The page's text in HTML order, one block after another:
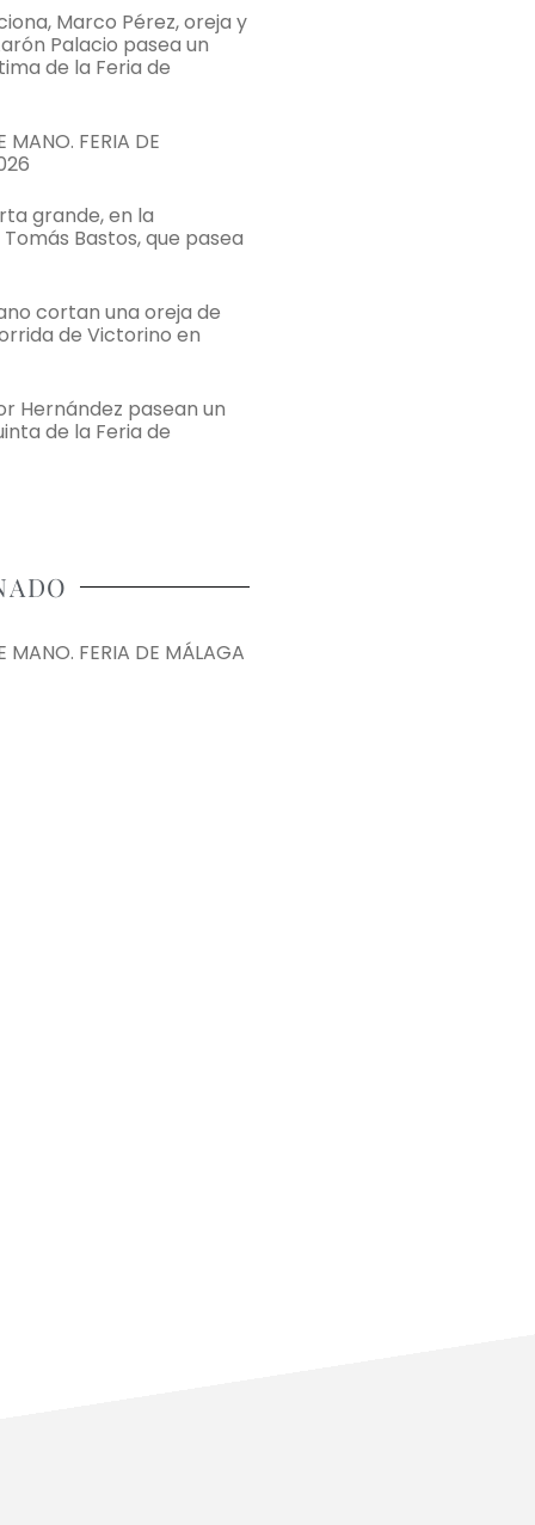
Marco Pérez, oreja y
Palacio pasea un
de la Feria de
MANO. FERIA DE
grande, en la
Bastos, que pasea
cortan una oreja de
de Victorino en
Hernández pasean un
de la Feria de
MANO. FERIA DE MÁLAGA